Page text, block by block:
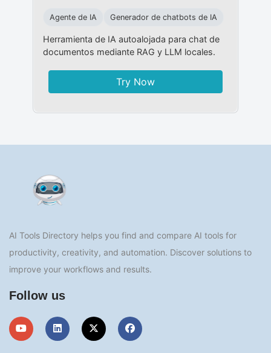
Agente de IA Generador de chatbots de IA
Herramienta de IA autoalojada para chat de
documentos mediante RAG y LLM locales.
Try Now
AI Tools Directory helps you find and compare AI tools for
productivity, creativity, and automation. Discover solutions to
improve your workflows and results.
Follow us